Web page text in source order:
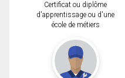
Certificat ou diplôme
d'apprentissage ou d'une
école de métiers